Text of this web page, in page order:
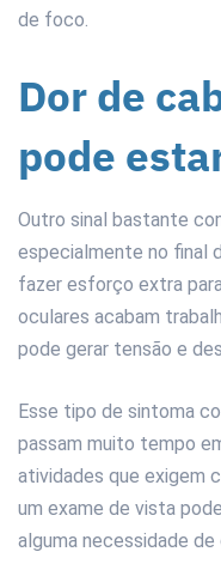
de foco.
Dor de
pode
Outro sinal bastante
especialmente no final
fazer esforço extra
oculares acabam
pode gerar tensão e
Esse tipo de sintoma
passam muito tempo
atividades que exigem
um exame de vista
alguma necessidade de